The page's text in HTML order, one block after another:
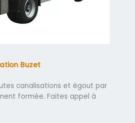
Buzet
canalisations et égout par
formée. Faites appel à